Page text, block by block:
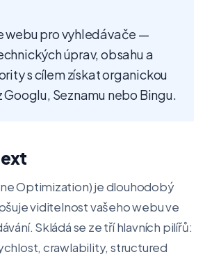
webu pro vyhledávače —
úprav, obsahu a
s cílem získat organickou
Googlu, Seznamu nebo Bingu.
Optimization) je dlouhodobý
viditelnost vašeho webu ve
Skládá se ze tří hlavních pilířů:
crawlability, structured